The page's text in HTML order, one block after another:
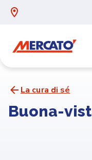
La cura di sé
Buona-